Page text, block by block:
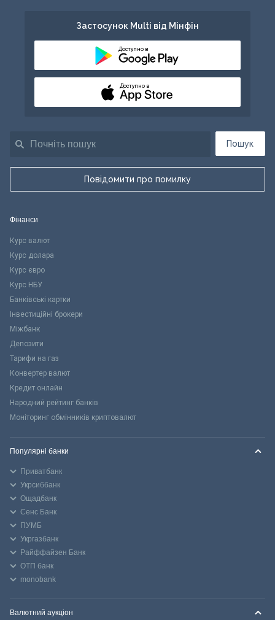
Пошук
Повідомити про помилку
Застосунок Multi від Мінфін
Доступно в
Доступно в
Фінанси
Курс валют
Курс долара
Курс євро
Курс НБУ
Банківські картки
Інвестиційні брокери
Міжбанк
Депозити
Тарифи на газ
Конвертер валют
Кредит онлайн
Народний рейтинг банків
Моніторинг обмінників криптовалют
Популярні банки
Приватбанк
Укрсиббанк
Ощадбанк
Сенс Банк
ПУМБ
Укргазбанк
Райффайзен Банк
ОТП банк
monobank
Валютний аукціон